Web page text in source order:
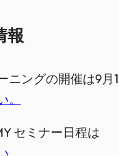
報
ングの開催は9月
セミナー日程は